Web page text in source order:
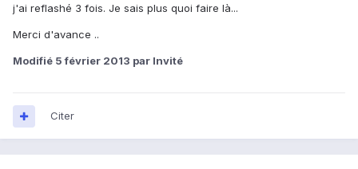
j'ai reflashé 3 fois. Je sais plus quoi faire là...
Merci d'avance ..
Modifié 5 février 2013 par Invité
Citer